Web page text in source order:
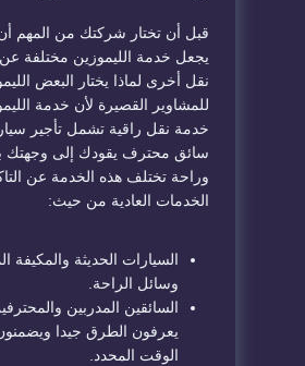
قبل أن تختار شركتك من المهم
يجعل خدمة الليموزين مختلفة
نقل أخرى لماذا يختار البعض
للمشاوير القصيرة لأن خدمة
خدمة نقل راقية تشمل تأجير
سائق محترف يقودك إلى وجهتك
وراحة تختلف هذه الخدمة عن
الخدمات العادية من حيث:
السيارات الحديثة والمكيفة
وسائل الراحة.
السائقين المدربين
يعرفون الطرق جيدا
الوقت المحدد.